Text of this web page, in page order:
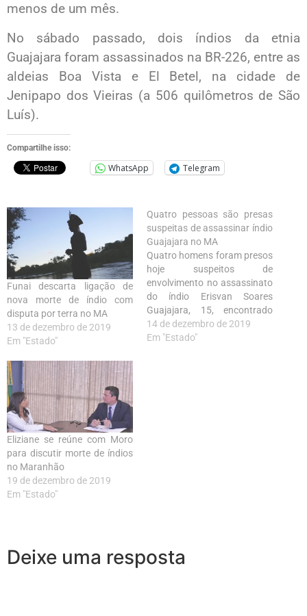
menos de um mês.
No sábado passado, dois índios da etnia
Guajajara foram assassinados na BR-226, entre as
aldeias Boa Vista e El Betel, na cidade de
Jenipapo dos Vieiras (a 506 quilômetros de São
Luís).
Compartilhe isso:
WhatsApp Telegram
Funai descarta ligação de
nova morte de índio com
disputa por terra no MA
13 de dezembro de 2019
Em "Estado"
Quatro pessoas são presas
suspeitas de assassinar índio
Guajajara no MA
Quatro homens foram presos
hoje suspeitos de
envolvimento no assassinato
do índio Erisvan Soares
Guajajara, 15, encontrado
morto na madrugada de
ontem, no município de
14 de dezembro de 2019
Em "Estado"
Eliziane se reúne com Moro
para discutir morte de índios
no Maranhão
19 de dezembro de 2019
Em "Estado"
Deixe uma resposta